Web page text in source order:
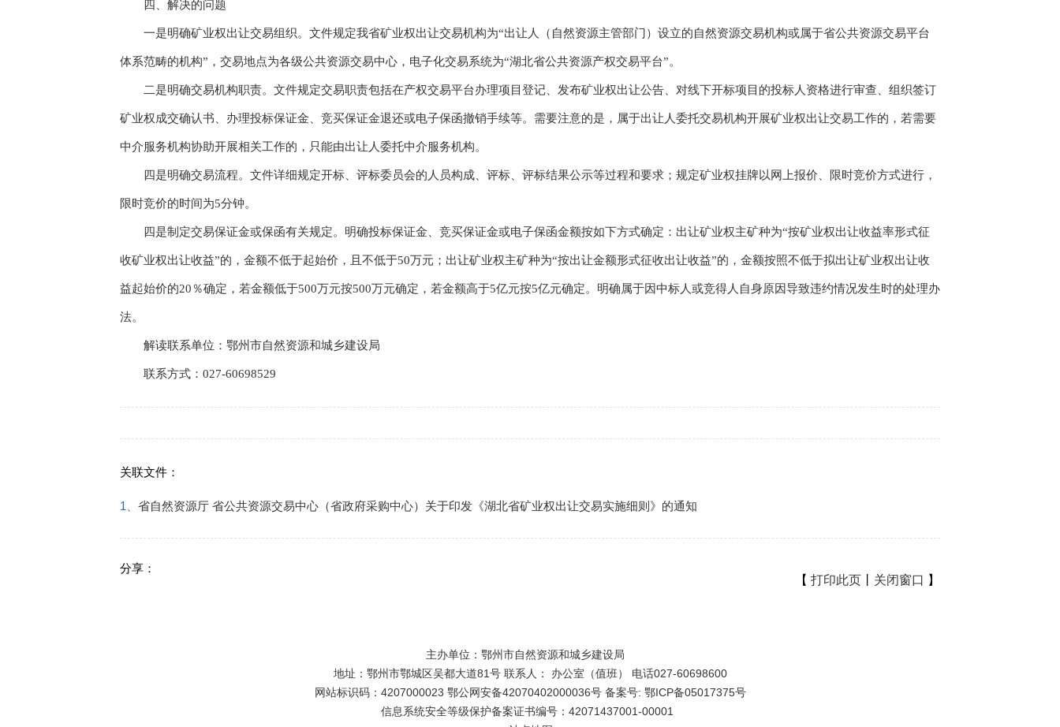
四、解决的问题
一是明确矿业权出让交易组织。文件规定我省矿业权出让交易机构为“出让人（自然资源主管部门）设立的自然资源交易机构或属于省公共资源交易平台
体系范畴的机构”，交易地点为各级公共资源交易中心，电子化交易系统为“湖北省公共资源产权交易平台”。
二是明确交易机构职责。文件规定交易职责包括在产权交易平台办理项目登记、发布矿业权出让公告、对线下开标项目的投标人资格进行审查、组织签订
矿业权成交确认书、办理投标保证金、竞买保证金退还或电子保函撤销手续等。需要注意的是，属于出让人委托交易机构开展矿业权出让交易工作的，若需要
中介服务机构协助开展相关工作的，只能由出让人委托中介服务机构。
四是明确交易流程。文件详细规定开标、评标委员会的人员构成、评标、评标结果公示等过程和要求；规定矿业权挂牌以网上报价、限时竞价方式进行，
限时竞价的时间为5分钟。
四是制定交易保证金或保函有关规定。明确投标保证金、竞买保证金或电子保函金额按如下方式确定：出让矿业权主矿种为“按矿业权出让收益率形式征
收矿业权出让收益”的，金额不低于起始价，且不低于50万元；出让矿业权主矿种为“按出让金额形式征收出让收益”的，金额按照不低于拟出让矿业权出让收
益起始价的20％确定，若金额低于500万元按500万元确定，若金额高于5亿元按5亿元确定。明确属于因中标人或竞得人自身原因导致违约情况发生时的处理办
法。
解读联系单位：鄂州市自然资源和城乡建设局
联系方式：027-60698529
关联文件：
1、 省自然资源厅 省公共资源交易中心（省政府采购中心）关于印发《湖北省矿业权出让交易实施细则》的通知
分享：
【 打印此页 关闭窗口 】
主办单位：鄂州市自然资源和城乡建设局
地址：鄂州市鄂城区吴都大道81号 联系人： 办公室（值班） 电话027-60698600
网站标识码：4207000023 鄂公网安备42070402000036号 备案号: 鄂ICP备05017375号
信息系统安全等级保护备案证书编号：42071437001-00001